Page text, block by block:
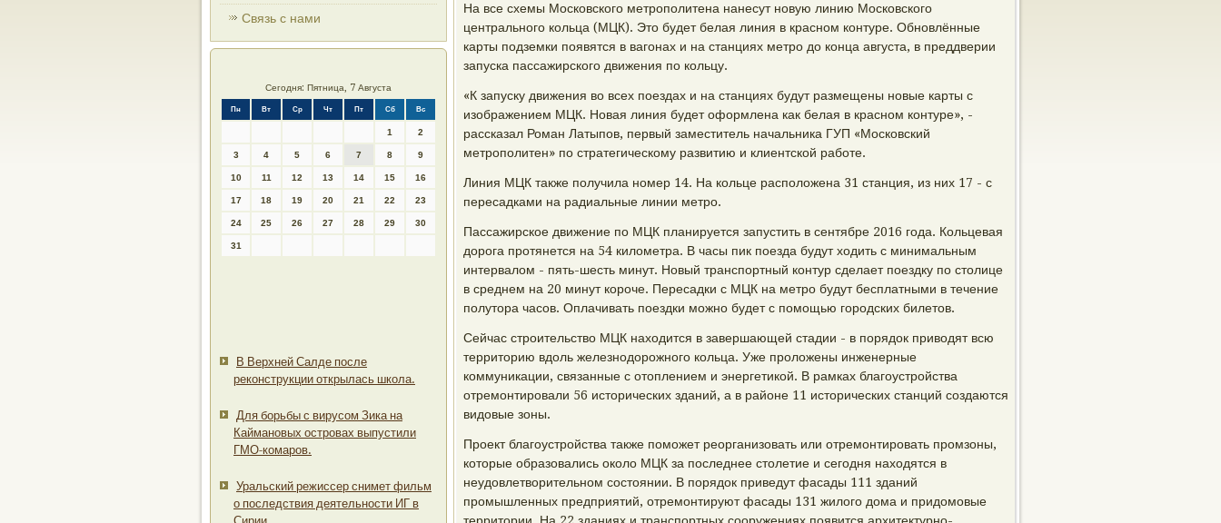
Связь с нами
Сегодня: Пятница, 7 Августа
Пн Вт Ср Чт Пт Сб Вс
1 2
3 4 5 6 7 8 9
10 11 12 13 14 15 16
17 18 19 20 21 22 23
24 25 26 27 28 29 30
31
В Верхней Салде после
реконструкции открылась школа.
Для борьбы с вирусом Зика на
Каймановых островах выпустили
ГМО-комаров.
Уральский режиссер снимет фильм
о последствия деятельности ИГ в
На все схемы Московского метрополитена нанесут новую линию Московского
центрального кольца (МЦК). Это будет белая линия в красном контуре. Обновлённые
карты подземки появятся в вагонах и на станциях метро до конца августа, в преддверии
запуска пассажирского движения по кольцу.
«К запуску движения во всех поездах и на станциях будут размещены новые карты с
изображением МЦК. Новая линия будет оформлена как белая в красном контуре», -
рассказал Роман Латыпов, первый заместитель начальника ГУП «Московский
метрополитен» по стратегическому развитию и клиентской работе.
Линия МЦК также получила номер 14. На кольце расположена 31 станция, из них 17 - с
пересадками на радиальные линии метро.
Пассажирское движение по МЦК планируется запустить в сентябре 2016 года. Кольцевая
дорога протянется на 54 километра. В часы пик поезда будут ходить с минимальным
интервалом - пять-шесть минут. Новый транспортный контур сделает поездку по столице
в среднем на 20 минут короче. Пересадки с МЦК на метро будут бесплатными в течение
полутора часов. Оплачивать поездки можно будет с помощью городских билетов.
Сейчас строительство МЦК находится в завершающей стадии - в порядок приводят всю
территорию вдоль железнодорожного кольца. Уже проложены инженерные
коммуникации, связанные с отоплением и энергетикой. В рамках благоустройства
отремонтировали 56 исторических зданий, а в районе 11 исторических станций создаются
видовые зоны.
Проект благоустройства также поможет реорганизовать или отремонтировать промзоны,
которые образовались около МЦК за последнее столетие и сегодня находятся в
неудовлетворительном состоянии. В порядок приведут фасады 111 зданий
промышленных предприятий, отремонтируют фасады 131 жилого дома и придомовые